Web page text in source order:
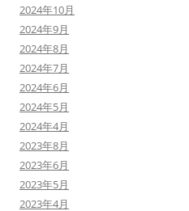
2024年10月
2024年9月
2024年8月
2024年7月
2024年6月
2024年5月
2024年4月
2023年8月
2023年6月
2023年5月
2023年4月